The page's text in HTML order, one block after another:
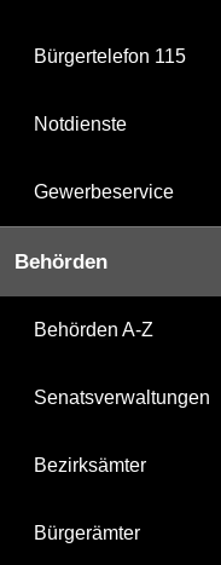
Bürgertelefon 115
Notdienste
Gewerbeservice
Behörden
Behörden A-Z
Senatsverwaltungen
Bezirksämter
Bürgerämter